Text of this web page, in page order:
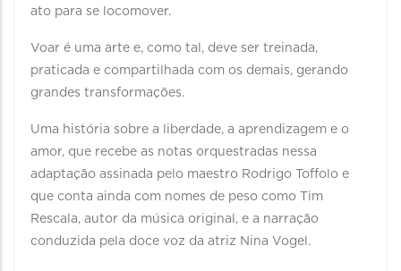
ato para se locomover.
Voar é uma arte e, como tal, deve ser treinada,
praticada e compartilhada com os demais, gerando
grandes transformações.
Uma história sobre a liberdade, a aprendizagem e o
amor, que recebe as notas orquestradas nessa
adaptação assinada pelo maestro Rodrigo Toffolo e
que conta ainda com nomes de peso como Tim
Rescala, autor da música original, e a narração
conduzida pela doce voz da atriz Nina Vogel.